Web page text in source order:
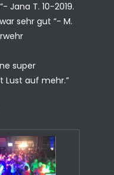
Jana T. 10-2019.
sehr gut “- M.
super
Lust auf mehr.”